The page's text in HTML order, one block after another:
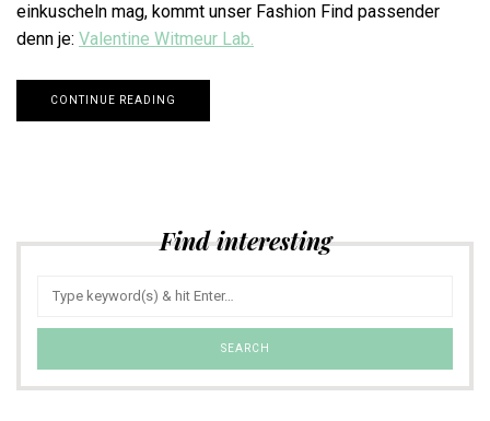
einkuscheln mag, kommt unser Fashion Find passender
denn je: Valentine Witmeur Lab.
CONTINUE READING
Find interesting